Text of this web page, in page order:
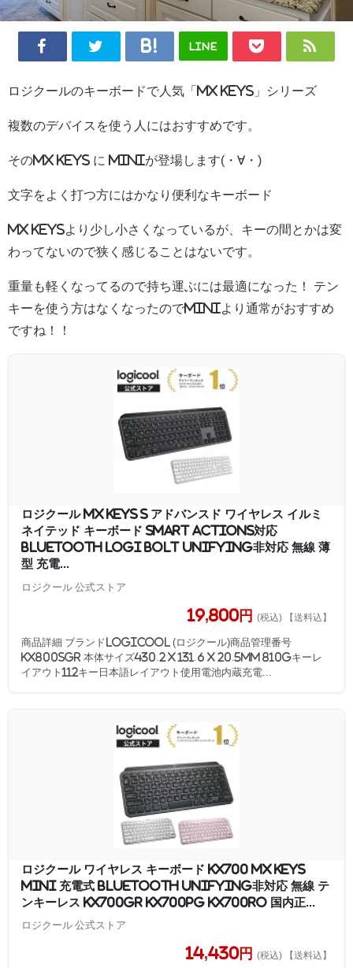
LINE
ロジクールのキーボードで人気「MX KEYS」シリーズ
複数のデバイスを使う人にはおすすめです。
そのMX KEYS に miniが登場します(・∀・)
文字をよく打つ方にはかなり便利なキーボード
MX KEYSより少し小さくなっているが、キーの間とかは変
わってないので狭く感じることはないです。
重量も軽くなってるので持ち運ぶには最適になった！ テン
キーを使う方はなくなったのでminiより通常がおすすめ
ですね！！
ロジクール MX KEYS S アドバンスド ワイヤレス イルミ
ネイテッド キーボード Smart Actions対応
Bluetooth Logi Bolt Unifying非対応 無線 薄
型 充電...
ロジクール 公式ストア
19,800円 (税込) 【送料込】
商品詳細 ブランドLogicool (ロジクール)商品管理番号
KX800sGR 本体サイズ430.2 x 131.6 x 20.5mm 810gキーレ
イアウト112キー日本語レイアウト使用電池内蔵充電...
ロジクール ワイヤレス キーボード KX700 MX KEYS
mini 充電式 bluetooth Unifying非対応 無線 テ
ンキーレス KX700GR KX700PG KX700RO 国内正...
ロジクール 公式ストア
14,430円 (税込) 【送料込】